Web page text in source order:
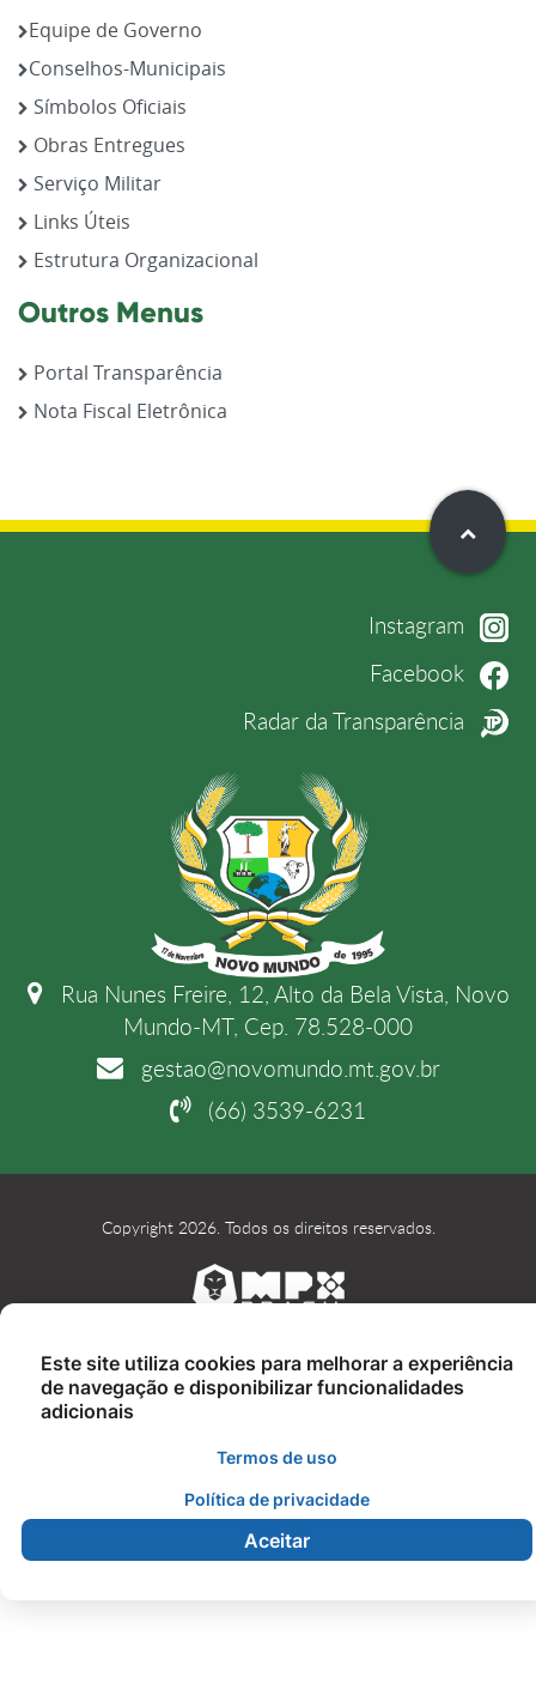
Equipe de Governo
Conselhos-Municipais
Símbolos Oficiais
Obras Entregues
Serviço Militar
Links Úteis
Estrutura Organizacional
Outros Menus
Portal Transparência
Nota Fiscal Eletrônica
Instagram
Facebook
Radar da Transparência
Rua Nunes Freire, 12, Alto da Bela Vista, Novo
Mundo-MT, Cep. 78.528-000
gestao@novomundo.mt.gov.br
(66) 3539-6231
Copyright 2026. Todos os direitos reservados.
Este site utiliza cookies para melhorar a experiência
de navegação e disponibilizar funcionalidades
adicionais
Termos de uso
Política de privacidade
Aceitar